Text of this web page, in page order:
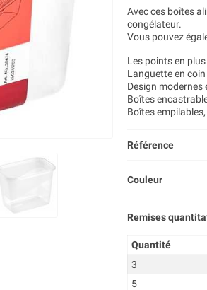
Avec ces boîtes
congélateur.
Vous pouvez
Les points en plus
Languette en
Design
Boîtes
Boîtes
Référence
Couleur
Remises
Quantité
3
5